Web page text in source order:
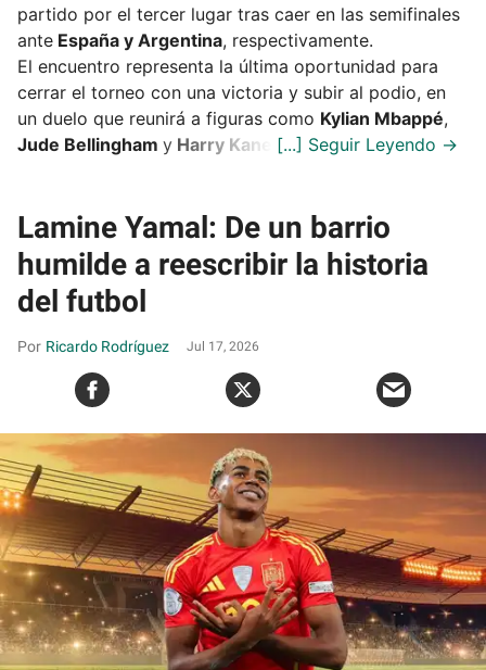
partido por el tercer lugar tras caer en las semifinales
ante España y Argentina, respectivamente.
El encuentro representa la última oportunidad para
cerrar el torneo con una victoria y subir al podio, en
un duelo que reunirá a figuras como Kylian Mbappé,
Jude Bellingham y Harry Kane
Lamine Yamal: De un barrio
humilde a reescribir la historia
del futbol
Ricardo Rodríguez Jul 17, 2026